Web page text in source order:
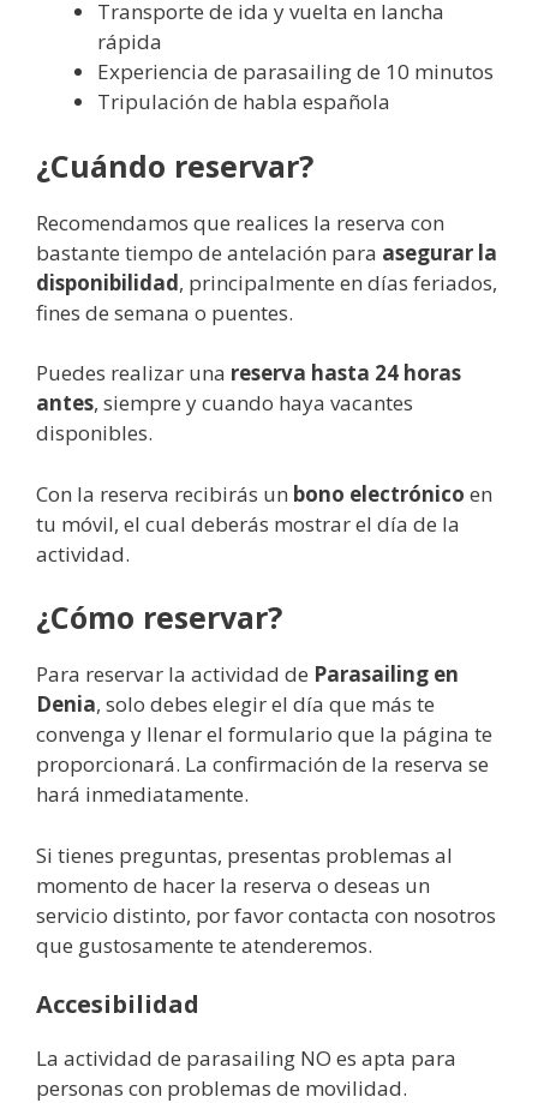
Transporte de ida y vuelta en lancha
rápida
Experiencia de parasailing de 10 minutos
Tripulación de habla española
¿Cuándo reservar?
Recomendamos que realices la reserva con
bastante tiempo de antelación para asegurar la
disponibilidad, principalmente en días feriados,
fines de semana o puentes.
Puedes realizar una reserva hasta 24 horas
antes, siempre y cuando haya vacantes
disponibles.
Con la reserva recibirás un bono electrónico en
tu móvil, el cual deberás mostrar el día de la
actividad.
¿Cómo reservar?
Para reservar la actividad de Parasailing en
Denia, solo debes elegir el día que más te
convenga y llenar el formulario que la página te
proporcionará. La confirmación de la reserva se
hará inmediatamente.
Si tienes preguntas, presentas problemas al
momento de hacer la reserva o deseas un
servicio distinto, por favor contacta con nosotros
que gustosamente te atenderemos.
Accesibilidad
La actividad de parasailing NO es apta para
personas con problemas de movilidad.